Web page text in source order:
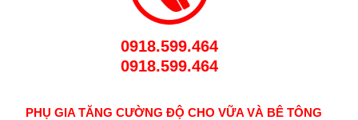
0918.599.464
0918.599.464
PHỤ GIA TĂNG CƯỜNG ĐỘ CHO VỮA VÀ BÊ TÔNG